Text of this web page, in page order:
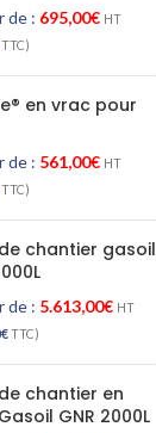
de : 695,00€ HT
TTC)
en vrac pour
de : 561,00€ HT
TTC)
chantier gasoil
de : 5.613,00€ HT
€TTC)
chantier en
GNR 2000L